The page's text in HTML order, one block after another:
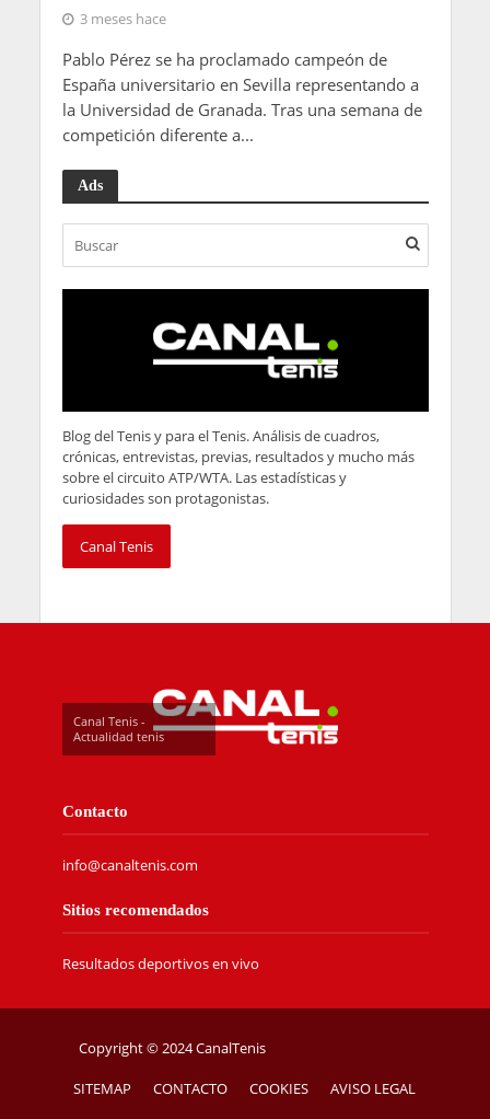
3 meses hace
Pablo Pérez se ha proclamado campeón de
España universitario en Sevilla representando a
la Universidad de Granada. Tras una semana de
competición diferente a...
Ads
Blog del Tenis y para el Tenis. Análisis de cuadros,
crónicas, entrevistas, previas, resultados y mucho más
sobre el circuito ATP/WTA. Las estadísticas y
curiosidades son protagonistas.
Canal Tenis
Canal Tenis -
Actualidad tenis
Contacto
info@canaltenis.com
Sitios recomendados
Resultados deportivos en vivo
Copyright © 2024 CanalTenis
SITEMAP CONTACTO COOKIES AVISO LEGAL